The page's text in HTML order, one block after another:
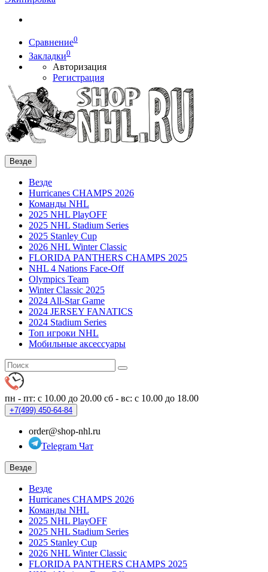
Сравнение0
Закладки0
Авторизация
Регистрация
Везде
Везде
Hurricanes CHAMPS 2026
Команды NHL
2025 NHL PlayOFF
2025 NHL Stadium Series
2025 Stanley Cup
2026 NHL Winter Classic
FLORIDA PANTHERS CHAMPS 2025
NHL 4 Nations Face-Off
Olympics Team
Winter Classic 2025
2024 All-Star Game
2024 JERSEY FANATICS
2024 Stadium Series
Топ игроки NHL
Мобильные аксессуары
пн - пт: с 10.00 до 20.00 сб - вс: с 10.00 до 18.00
+7(499) 450-64-84
order@shop-nhl.ru
Telegram Чат
Везде
Везде
Hurricanes CHAMPS 2026
Команды NHL
2025 NHL PlayOFF
2025 NHL Stadium Series
2025 Stanley Cup
2026 NHL Winter Classic
FLORIDA PANTHERS CHAMPS 2025